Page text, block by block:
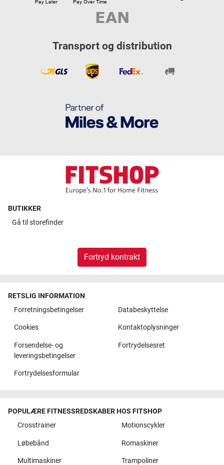
Transport og distribution
BUTIKKER
Gå tilstorefinder
Fortryd kontrakt
RETSLIG INFORMATION
Forretningsbetingelser
Databeskyttelse
Cookies Kontaktoplysninger
Forsendelse- og
leveringsbetingelser
Fortrydelsesret
Fortrydelsesformular
POPULÆRE FITNESSREDSKABER HOS FITSHOP
Crosstrainer
Motionscykler
Løbebånd Romaskiner
Multimaskiner Trampoliner